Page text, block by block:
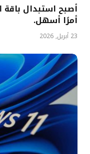
أصبح استبدال
أمرًا أسهل.
23 أبريل, 2026